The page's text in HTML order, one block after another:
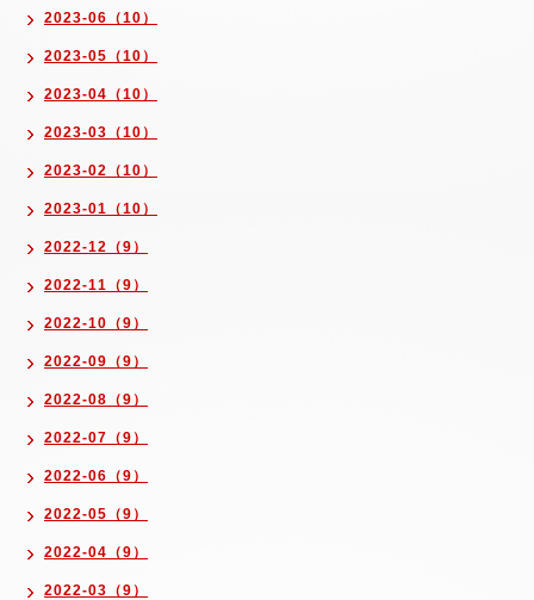
2023-06（10）
2023-05（10）
2023-04（10）
2023-03（10）
2023-02（10）
2023-01（10）
2022-12（9）
2022-11（9）
2022-10（9）
2022-09（9）
2022-08（9）
2022-07（9）
2022-06（9）
2022-05（9）
2022-04（9）
2022-03（9）